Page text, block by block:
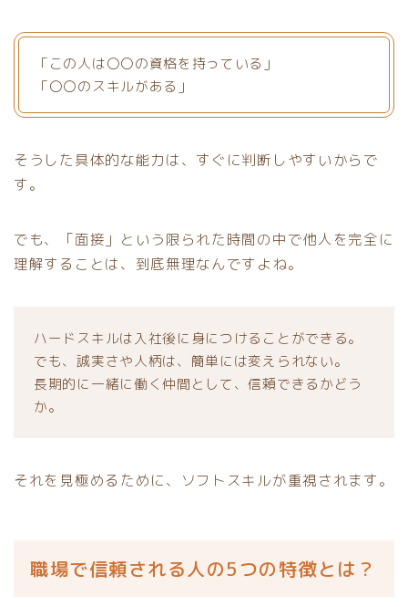
「この人は〇〇の資格を持っている」
「〇〇のスキルがある」
そうした具体的な能力は、すぐに判断しやすいからで
す。
でも、「面接」という限られた時間の中で他人を完全に
理解することは、到底無理なんですよね。
ハードスキルは入社後に身につけることができる。
でも、誠実さや人柄は、簡単には変えられない。
長期的に一緒に働く仲間として、信頼できるかどう
か。
それを見極めるために、ソフトスキルが重視されます。
職場で信頼される人の5つの特徴とは？